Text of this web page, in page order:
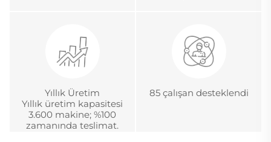
Yıllık Üretim
Yıllık üretim kapasitesi
3.600 makine; %100
zamanında teslimat.
85 çalışan desteklendi